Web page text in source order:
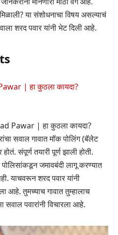
या संशोधनाचा विषय असल्याचं
शरद पवार यांनी भेट दिली आहे.
| हा कुठला कायदा?
Pawar | हा कुठला कायदा?
सवाल गावात मॉक पोलिंग (बॅलेट
संपूर्ण तयारी पूर्ण झाली होती.
पोलिसांकडून जमावबंदी लागू करण्यात
याचवरून शरद पवार यांनी
आहे. तुमच्याच गावात तुम्हालाच
सवाल पवारांनी विचारला आहे.